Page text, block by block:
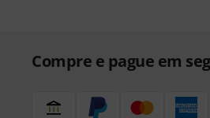
Compre e pague em